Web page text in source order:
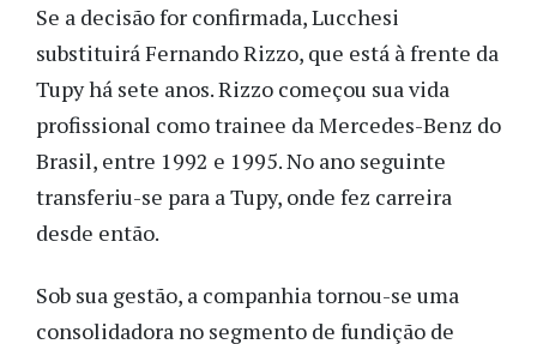
Se a decisão for confirmada, Lucchesi
substituirá Fernando Rizzo, que está à frente da
Tupy há sete anos. Rizzo começou sua vida
profissional como trainee da Mercedes-Benz do
Brasil, entre 1992 e 1995. No ano seguinte
transferiu-se para a Tupy, onde fez carreira
desde então.
Sob sua gestão, a companhia tornou-se uma
consolidadora no segmento de fundição de